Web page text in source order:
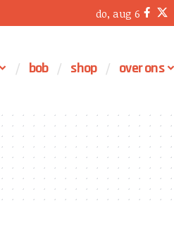
do, aug 6
bob shop over ons